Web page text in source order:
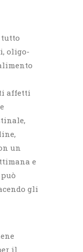
oligo-
affetti
un
e
gli
il